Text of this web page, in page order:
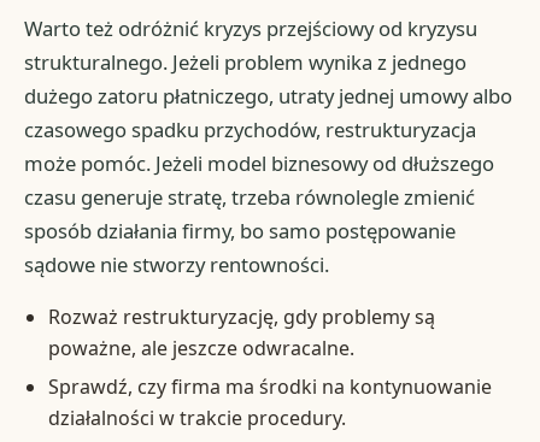
Warto też odróżnić kryzys przejściowy od kryzysu
strukturalnego. Jeżeli problem wynika z jednego
dużego zatoru płatniczego, utraty jednej umowy albo
czasowego spadku przychodów, restrukturyzacja
może pomóc. Jeżeli model biznesowy od dłuższego
czasu generuje stratę, trzeba równolegle zmienić
sposób działania firmy, bo samo postępowanie
sądowe nie stworzy rentowności.
Rozważ restrukturyzację, gdy problemy są
poważne, ale jeszcze odwracalne.
Sprawdź, czy firma ma środki na kontynuowanie
działalności w trakcie procedury.